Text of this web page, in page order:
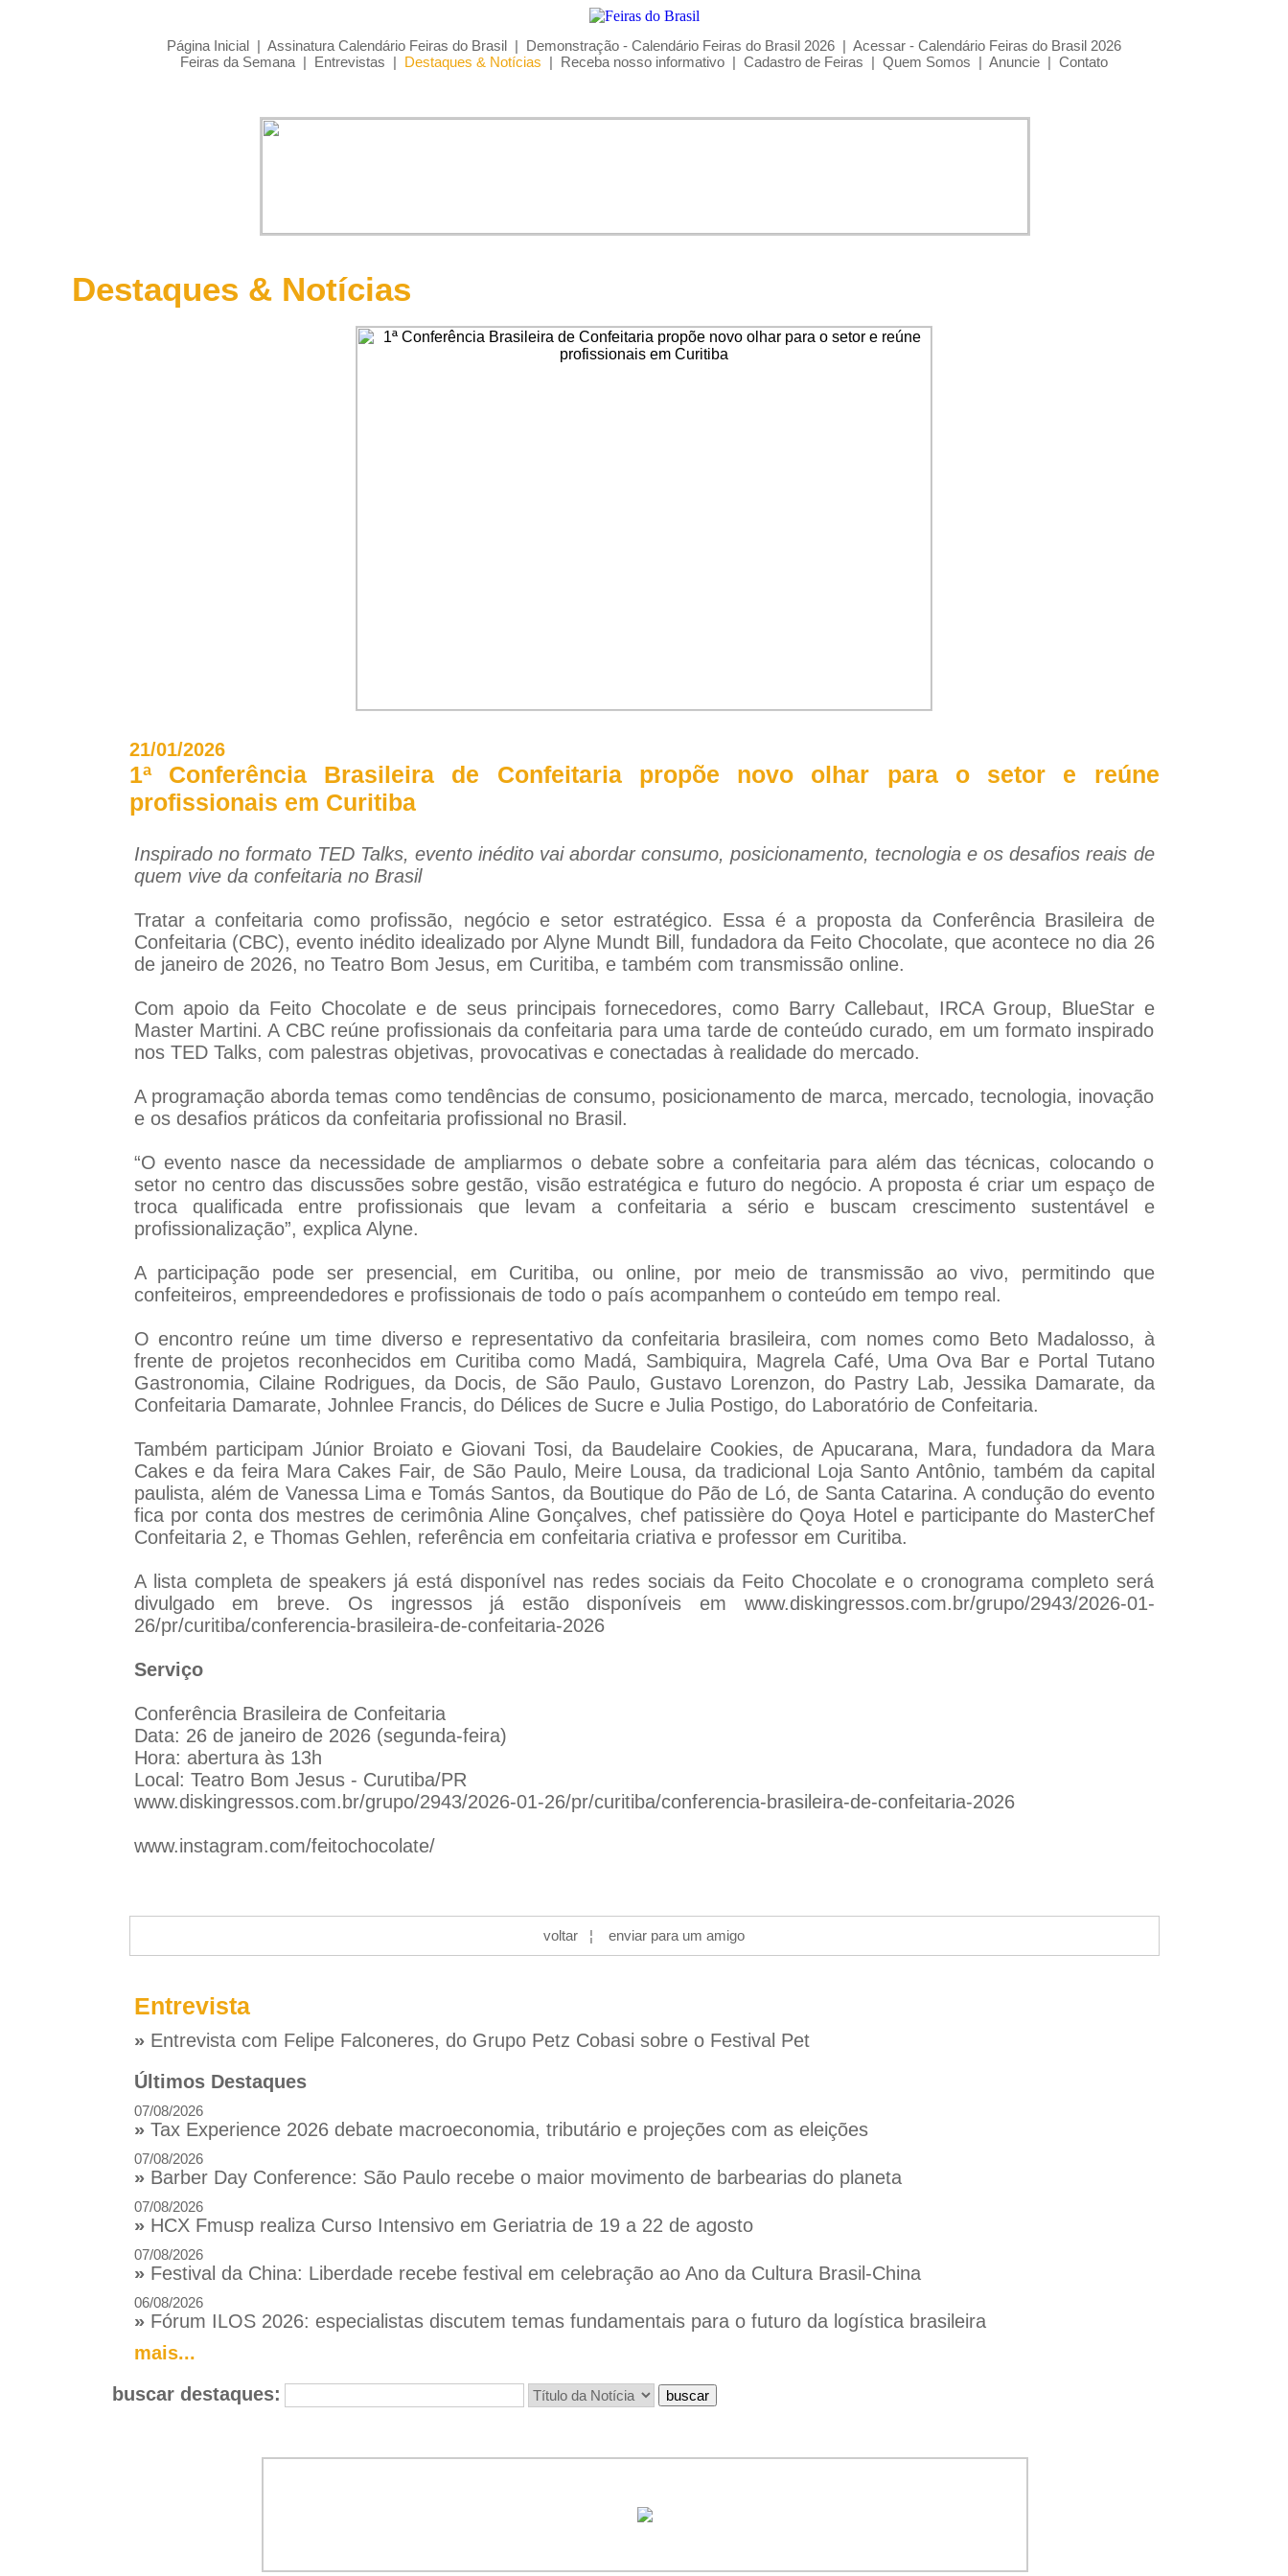
Página Inicial | Assinatura Calendário Feiras do Brasil | Demonstração - Calendário Feiras do Brasil 2026 | Acessar - Calendário Feiras do Brasil 2026
Feiras da Semana | Entrevistas | Destaques & Notícias | Receba nosso informativo | Cadastro de Feiras | Quem Somos | Anuncie | Contato
Destaques & Notícias
21/01/2026
1ª Conferência Brasileira de Confeitaria propõe novo olhar para o setor e reúne
profissionais em Curitiba
Inspirado no formato TED Talks, evento inédito vai abordar consumo, posicionamento, tecnologia e os desafios reais de
quem vive da confeitaria no Brasil
Tratar a confeitaria como profissão, negócio e setor estratégico. Essa é a proposta da Conferência Brasileira de
Confeitaria (CBC), evento inédito idealizado por Alyne Mundt Bill, fundadora da Feito Chocolate, que acontece no dia 26
de janeiro de 2026, no Teatro Bom Jesus, em Curitiba, e também com transmissão online.
Com apoio da Feito Chocolate e de seus principais fornecedores, como Barry Callebaut, IRCA Group, BlueStar e
Master Martini. A CBC reúne profissionais da confeitaria para uma tarde de conteúdo curado, em um formato inspirado
nos TED Talks, com palestras objetivas, provocativas e conectadas à realidade do mercado.
A programação aborda temas como tendências de consumo, posicionamento de marca, mercado, tecnologia, inovação
e os desafios práticos da confeitaria profissional no Brasil.
“O evento nasce da necessidade de ampliarmos o debate sobre a confeitaria para além das técnicas, colocando o
setor no centro das discussões sobre gestão, visão estratégica e futuro do negócio. A proposta é criar um espaço de
troca qualificada entre profissionais que levam a confeitaria a sério e buscam crescimento sustentável e
profissionalização”, explica Alyne.
A participação pode ser presencial, em Curitiba, ou online, por meio de transmissão ao vivo, permitindo que
confeiteiros, empreendedores e profissionais de todo o país acompanhem o conteúdo em tempo real.
O encontro reúne um time diverso e representativo da confeitaria brasileira, com nomes como Beto Madalosso, à
frente de projetos reconhecidos em Curitiba como Madá, Sambiquira, Magrela Café, Uma Ova Bar e Portal Tutano
Gastronomia, Cilaine Rodrigues, da Docis, de São Paulo, Gustavo Lorenzon, do Pastry Lab, Jessika Damarate, da
Confeitaria Damarate, Johnlee Francis, do Délices de Sucre e Julia Postigo, do Laboratório de Confeitaria.
Também participam Júnior Broiato e Giovani Tosi, da Baudelaire Cookies, de Apucarana, Mara, fundadora da Mara
Cakes e da feira Mara Cakes Fair, de São Paulo, Meire Lousa, da tradicional Loja Santo Antônio, também da capital
paulista, além de Vanessa Lima e Tomás Santos, da Boutique do Pão de Ló, de Santa Catarina. A condução do evento
fica por conta dos mestres de cerimônia Aline Gonçalves, chef patissière do Qoya Hotel e participante do MasterChef
Confeitaria 2, e Thomas Gehlen, referência em confeitaria criativa e professor em Curitiba.
A lista completa de speakers já está disponível nas redes sociais da Feito Chocolate e o cronograma completo será
divulgado em breve. Os ingressos já estão disponíveis em www.diskingressos.com.br/grupo/2943/2026-01-
26/pr/curitiba/conferencia-brasileira-de-confeitaria-2026
Serviço
Conferência Brasileira de Confeitaria
Data: 26 de janeiro de 2026 (segunda-feira)
Hora: abertura às 13h
Local: Teatro Bom Jesus - Curutiba/PR
www.diskingressos.com.br/grupo/2943/2026-01-26/pr/curitiba/conferencia-brasileira-de-confeitaria-2026
www.instagram.com/feitochocolate/
voltar ¦ enviar para um amigo
Entrevista
» Entrevista com Felipe Falconeres, do Grupo Petz Cobasi sobre o Festival Pet
Últimos Destaques
07/08/2026
» Tax Experience 2026 debate macroeconomia, tributário e projeções com as eleições
07/08/2026
» Barber Day Conference: São Paulo recebe o maior movimento de barbearias do planeta
07/08/2026
» HCX Fmusp realiza Curso Intensivo em Geriatria de 19 a 22 de agosto
07/08/2026
» Festival da China: Liberdade recebe festival em celebração ao Ano da Cultura Brasil-China
06/08/2026
» Fórum ILOS 2026: especialistas discutem temas fundamentais para o futuro da logística brasileira
mais...
buscar destaques: